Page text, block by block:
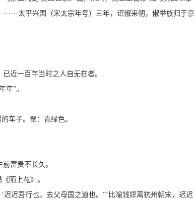
太平兴国（宋太宗年号）三年，诏俶来朝，俶举族归于京
近一百年当时之人自无在者。
年”。
车子。翠：青绿色。
富贵不长久。
陌上花》。
迟迟吾行也，去父母国之道也。”’比喻钱镠离杭州朝宋，迟迟